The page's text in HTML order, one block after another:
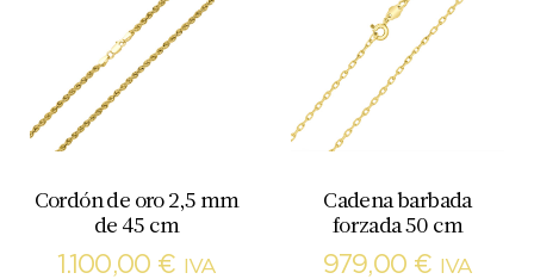
Cordón de oro 2,5 mm
de 45 cm
1.100,00 €
IVA
Cadena barbada
forzada 50 cm
979,00 €
IVA